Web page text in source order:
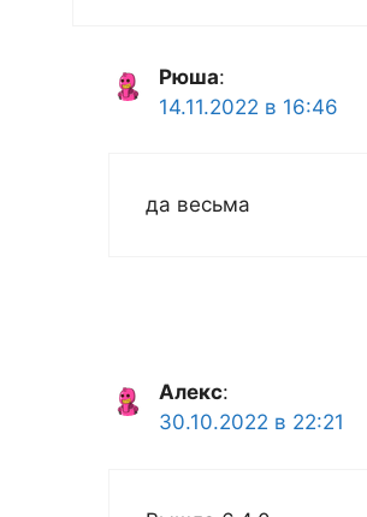
Рюша:
14.11.2022 в 16:46
да весьма
Алекс:
30.10.2022 в 22:21